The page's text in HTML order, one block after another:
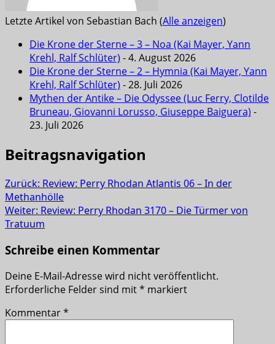
Letzte Artikel von Sebastian Bach (Alle anzeigen)
Die Krone der Sterne – 3 – Noa (Kai Mayer, Yann
Krehl, Ralf Schlüter) - 4. August 2026
Die Krone der Sterne – 2 – Hymnia (Kai Mayer, Yann
Krehl, Ralf Schlüter) - 28. Juli 2026
Mythen der Antike – Die Odyssee (Luc Ferry, Clotilde
Bruneau, Giovanni Lorusso, Giuseppe Baiguera) -
23. Juli 2026
Beitragsnavigation
Zurück: Review: Perry Rhodan Atlantis 06 – In der
Methanhölle
Weiter: Review: Perry Rhodan 3170 – Die Türmer von
Tratuum
Schreibe einen Kommentar
Deine E-Mail-Adresse wird nicht veröffentlicht.
Erforderliche Felder sind mit* markiert
Kommentar*